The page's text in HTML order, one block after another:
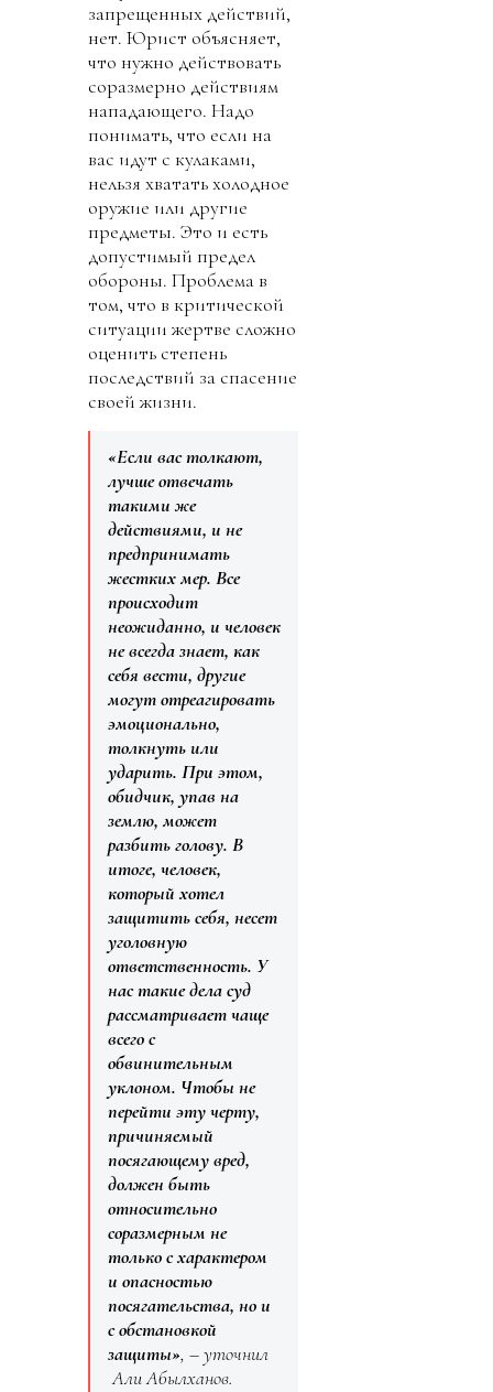
запрещенных действий,
нет. Юрист объясняет,
что нужно действовать
соразмерно действиям
нападающего. Надо
понимать, что если на
вас идут с кулаками,
нельзя хватать холодное
оружие или другие
предметы. Это и есть
допустимый предел
обороны. Проблема в
том, что в критической
ситуации жертве сложно
оценить степень
последствий за спасение
своей жизни.
«Если вас толкают,
лучше отвечать
такими же
действиями, и не
предпринимать
жестких мер. Все
происходит
неожиданно, и человек
не всегда знает, как
себя вести, другие
могут отреагировать
эмоционально,
толкнуть или
ударить. При этом,
обидчик, упав на
землю, может
разбить голову. В
итоге, человек,
который хотел
защитить себя, несет
уголовную
ответственность. У
нас такие дела суд
рассматривает чаще
всего с
обвинительным
уклоном. Чтобы не
перейти эту черту,
причиняемый
посягающему вред,
должен быть
относительно
соразмерным не
только с характером
и опасностью
посягательства, но и
с обстановкой
защиты», – уточнил
Али Абылханов.